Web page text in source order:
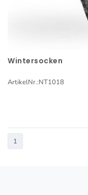
Wintersocken
ArtikelNr.:NT1018
1